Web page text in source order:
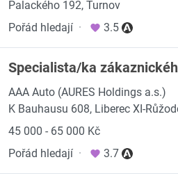
Palackého 192, Turnov
Pořád hledají · 3.5
Specialista/ka
AAA Auto (AURES Holdings a.s.)
K Bauhausu 608, Liberec XI-
45 000 - 65 000 Kč
Pořád hledají · 3.7